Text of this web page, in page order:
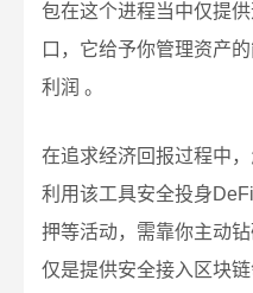
包在这个进程当中仅提
口，它给予你管理资产
利润 。
在追求经济回报过程中
利用该工具安全投身
押等活动，需靠你主动
仅是提供安全接入区块